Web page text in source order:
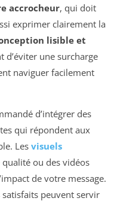
accrocheur, qui doit
exprimer clairement la
lisible et
d’éviter une surcharge
naviguer facilement
d’intégrer des
qui répondent aux
Les visuels
qualité ou des vidéos
de votre message.
satisfaits peuvent servir